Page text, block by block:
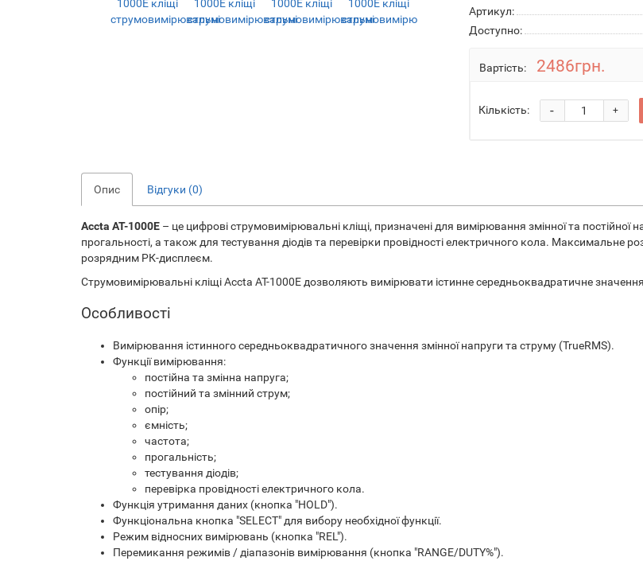
Артикул:
Доступно:
Вартість: 2486грн.
Кількість: +
-
Опис Відгуки (0)
Accta AT-1000E – це цифрові струмовимірювальні кліщі, призначені для вимірювання змінної та постійної
прогальності, а також для тестування діодів та перевірки провідності електричного кола. Максимальне
розрядним РК-дисплеєм.
Струмовимірювальні кліщі Accta AT-1000E дозволяють вимірювати істинне середньоквадратичне
Особливості
Вимірювання істинного середньоквадратичного значення змінної напруги та струму (TrueRMS).
Функції вимірювання:
постійна та змінна напруга;
постійний та змінний струм;
опір;
ємність;
частота;
прогальність;
тестування діодів;
перевірка провідності електричного кола.
Функція утримання даних (кнопка "HOLD").
Функціональна кнопка "SELECT" для вибору необхідної функції.
Режим відносних вимірювань (кнопка "REL").
Перемикання режимів / діапазонів вимірювання (кнопка "RANGE/DUTY%").